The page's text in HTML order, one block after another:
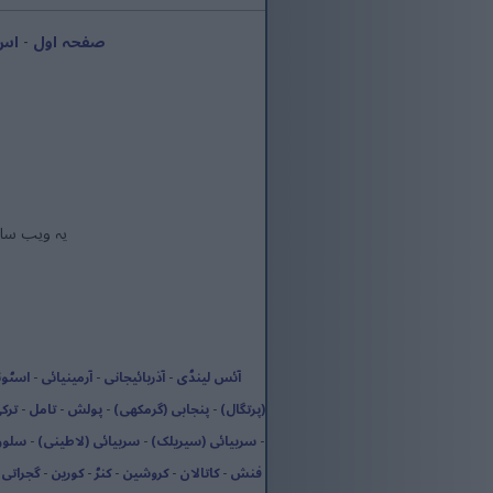
صفحہ اول -
یہ ویب
آئس لینڈی-آذربائیجانی-آرمینیائی-
(پرتگال)-پنجابی (گرمکھی)-پولش-تامل-
-سربیائی (سیریلک)-سربیائی (لاطینی)-
فنش-کاتالان-کروشین-کنڑ-کورین-گجراتی